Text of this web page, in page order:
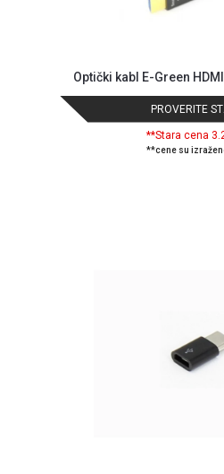
Optički kabl E-Green
PROVERITE
**Stara cena
**cene su